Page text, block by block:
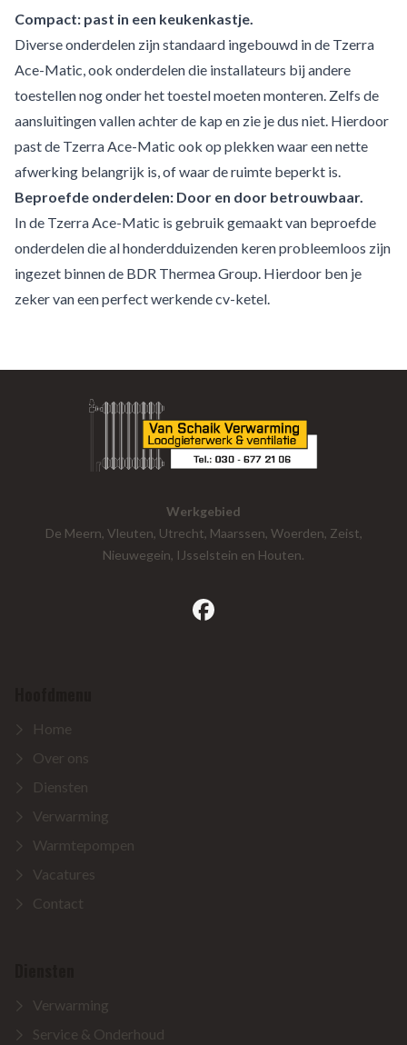
Compact: past in een keukenkastje.
Diverse onderdelen zijn standaard ingebouwd in de Tzerra
Ace-Matic, ook onderdelen die installateurs bij andere
toestellen nog onder het toestel moeten monteren. Zelfs de
aansluitingen vallen achter de kap en zie je dus niet. Hierdoor
past de Tzerra Ace-Matic ook op plekken waar een nette
afwerking belangrijk is, of waar de ruimte beperkt is.
Beproefde onderdelen: Door en door betrouwbaar.
In de Tzerra Ace-Matic is gebruik gemaakt van beproefde
onderdelen die al honderdduizenden keren probleemloos zijn
ingezet binnen de BDR Thermea Group. Hierdoor ben je
zeker van een perfect werkende cv-ketel.
Werkgebied
De Meern, Vleuten, Utrecht, Maarssen, Woerden, Zeist,
Nieuwegein, IJsselstein en Houten.
facebook
Home
Over ons
Diensten
Verwarming
Warmtepompen
Vacatures
Contact
Verwarming
Service & Onderhoud